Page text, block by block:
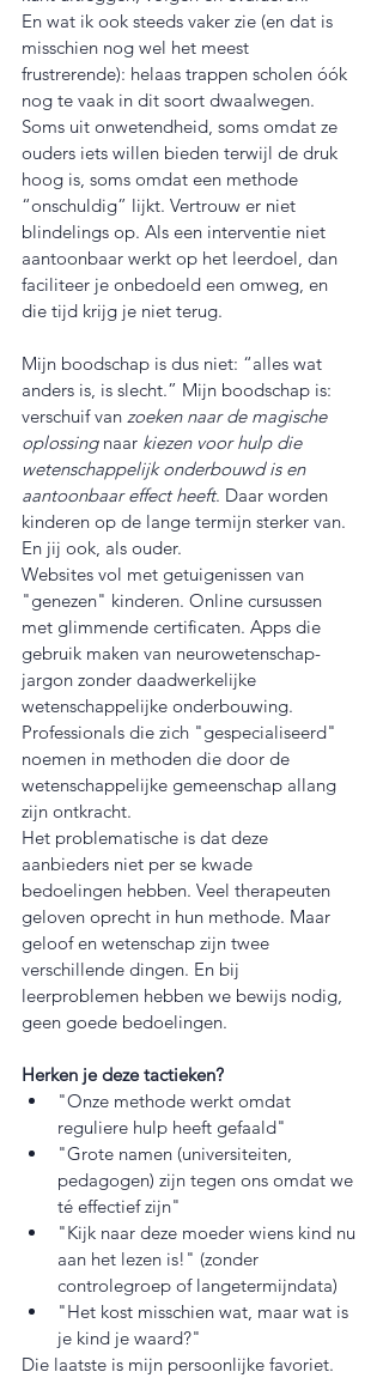
En wat ik ook steeds vaker zie (en dat is
misschien nog wel het meest
frustrerende): helaas trappen scholen óók
nog te vaak in dit soort dwaalwegen.
Soms uit onwetendheid, soms omdat ze
ouders iets willen bieden terwijl de druk
hoog is, soms omdat een methode
“onschuldig” lijkt. Vertrouw er niet
blindelings op. Als een interventie niet
aantoonbaar werkt op het leerdoel, dan
faciliteer je onbedoeld een omweg, en
die tijd krijg je niet terug.
Mijn boodschap is dus niet: “alles wat
anders is, is slecht.” Mijn boodschap is:
verschuif van zoeken naar de magische
oplossing naar kiezen voor hulp die
wetenschappelijk onderbouwd is en
aantoonbaar effect heeft. Daar worden
kinderen op de lange termijn sterker van.
En jij ook, als ouder.
Websites vol met getuigenissen van
"genezen" kinderen. Online cursussen
met glimmende certificaten. Apps die
gebruik maken van neurowetenschap-
jargon zonder daadwerkelijke
wetenschappelijke onderbouwing.
Professionals die zich "gespecialiseerd"
noemen in methoden die door de
wetenschappelijke gemeenschap allang
zijn ontkracht.
Het problematische is dat deze
aanbieders niet per se kwade
bedoelingen hebben. Veel therapeuten
geloven oprecht in hun methode. Maar
geloof en wetenschap zijn twee
verschillende dingen. En bij
leerproblemen hebben we bewijs nodig,
geen goede bedoelingen.
Herken je deze tactieken?
"Onze methode werkt omdat
reguliere hulp heeft gefaald"
"Grote namen (universiteiten,
pedagogen) zijn tegen ons omdat we
té effectief zijn"
"Kijk naar deze moeder wiens kind nu
aan het lezen is!" (zonder
controlegroep of langetermijndata)
"Het kost misschien wat, maar wat is
je kind je waard?"
Die laatste is mijn persoonlijke favoriet.